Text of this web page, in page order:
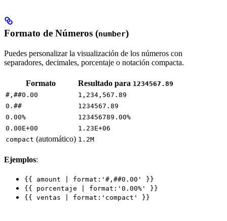
Formato de Números (number)
Puedes personalizar la visualización de los números con
separadores, decimales, porcentaje o notación compacta.
Formato Resultado para 1234567.89
#,##0.00
1,234,567.89
0.##
1234567.89
0.00%
123456789.00%
0.00E+00
1.23E+06
compact (automático) 1.2M
Ejemplos:
{{ amount | format:'#,##0.00' }}
{{ porcentaje | format:'0.00%' }}
{{ ventas | format:'compact' }}